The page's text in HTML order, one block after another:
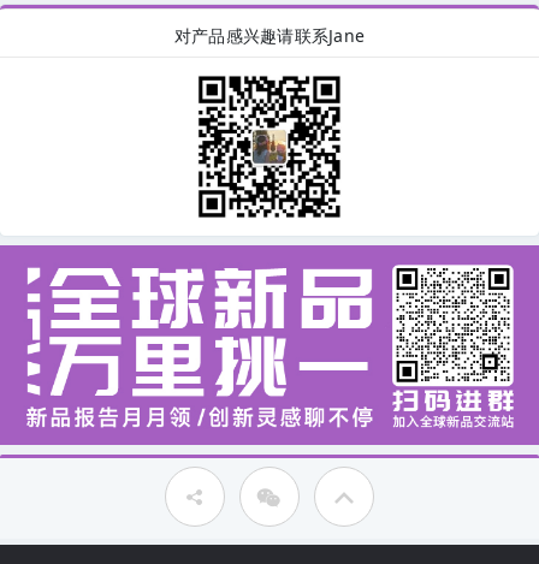
对产品感兴趣请联系Jane